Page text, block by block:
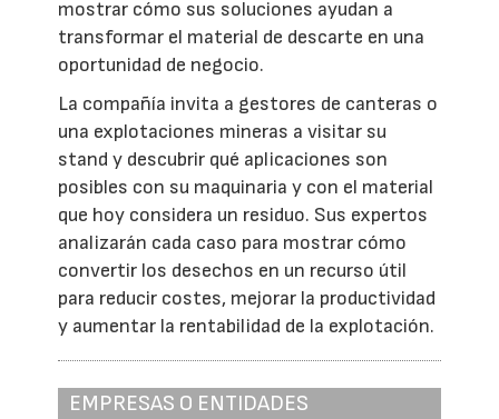
mostrar cómo sus soluciones ayudan a
transformar el material de descarte en una
oportunidad de negocio.
La compañía invita a gestores de canteras o
una explotaciones mineras a visitar su
stand y descubrir qué aplicaciones son
posibles con su maquinaria y con el material
que hoy considera un residuo. Sus expertos
analizarán cada caso para mostrar cómo
convertir los desechos en un recurso útil
para reducir costes, mejorar la productividad
y aumentar la rentabilidad de la explotación.
EMPRESAS O ENTIDADES